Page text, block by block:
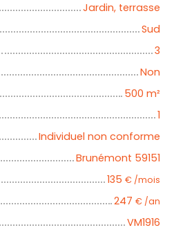
Jardin, terrasse
Sud
3
Non
500 m²
1
Individuel non conforme
Brunémont 59151
135 € /mois
247 € /an
VM1916